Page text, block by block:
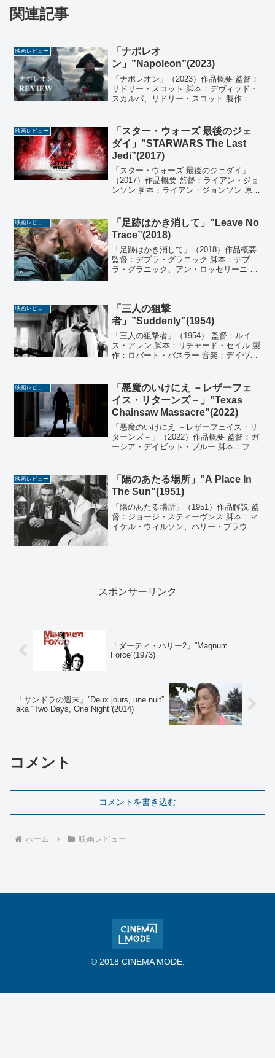
関連記事
映画レビュー
「ナポレオ
ン」”Napoleon”(2023)
「ナポレオン」（2023）作品概要 監督：
リドリー・スコット 脚本：デヴィッド・
スカルパ、リドリー・スコット 製作：リ
フェニックス 製作総指揮：レイモンド・
カーク、エ...
映画レビュー
「スター・ウォーズ 最後のジェ
ダイ」”STARWARS The Last
Jedi”(2017)
「スター・ウォーズ 最後のジェダイ」
（2017）作品概要 監督：ライアン・ジョ
ンソン 脚本：ライアン・ジョンソン 原
総指揮：Ｊ・Ｊ・エイブラムス、ジェイ
ソン・マクガ...
映画レビュー
「足跡はかき消して」”Leave No
Trace”(2018)
「足跡はかき消して」（2018）作品概要
監督：デブラ・グラニック 脚本：デブ
ラ・グラニック、アン・ロッセリーニ 原
ン 製作総...
映画レビュー
「三人の狙撃
者」”Suddenly”(1954)
「三人の狙撃者」（1954） 監督：ルイ
ス・アレン 脚本：リチャード・セイル 製
作：ロバート・バスラー 音楽：デイヴィ
ー 出演：フランク・シナトラ、スターリ
ング・ヘ...
映画レビュー
「悪魔のいけにえ －レザーフェ
イス・リターンズ－」”Texas
Chainsaw Massacre”(2022)
「悪魔のいけにえ －レザーフェイス・リ
ターンズ－」（2022）作品概要 監督：ガ
ーシア・デイビット・ブルー 脚本：フェ
ルバレス、ロド・サヤゲス、キム・ヘン
ケル、イア...
映画レビュー
「陽のあたる場所」”A Place In
The Sun”(1951)
「陽のあたる場所」（1951）作品解説 監
督：ジョージ・スティーヴンス 脚本：マ
イケル・ウィルソン、ハリー・ブラウン
スポンサーリンク
「ダーティ・ハリー2」”Magnum
Force”(1973)
「サンドラの週末」”Deux jours, une nuit”
aka “Two Days, One Night”(2014)
コメント
コメントを書き込む
ホーム 映画レビュー
© 2018 CINEMA MODE.